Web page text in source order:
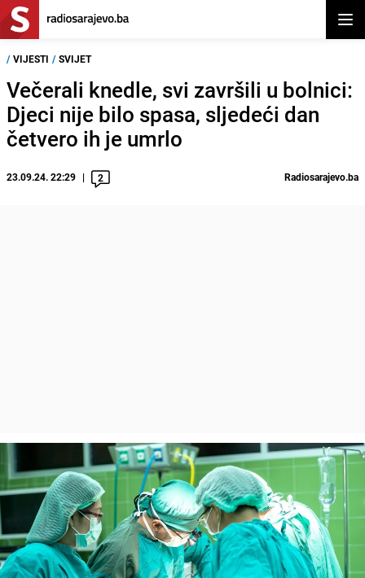
/ VIJESTI / SVIJET
Večerali knedle, svi završili u bolnici:
Djeci nije bilo spasa, sljedeći dan
četvero ih je umrlo
23.09.24. 22:29 2 Radiosarajevo.ba